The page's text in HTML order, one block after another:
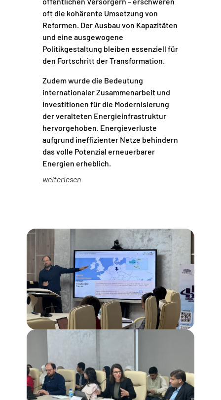
oft die kohärente Umsetzung von
Reformen. Der Ausbau von Kapazitäten
und eine ausgewogene
Politikgestaltung bleiben essenziell für
den Fortschritt der Transformation.
Zudem wurde die Bedeutung
internationaler Zusammenarbeit und
Investitionen für die Modernisierung
der veralteten Energieinfrastruktur
hervorgehoben. Energieverluste
aufgrund ineffizienter Netze behindern
das volle Potenzial erneuerbarer
Energien erheblich.
weiterlesen